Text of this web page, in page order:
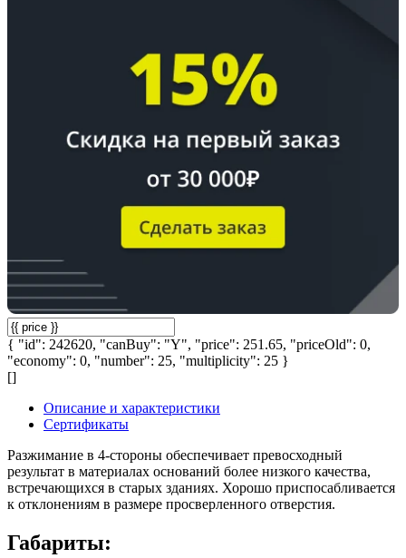
{ "id": 242620, "canBuy": "Y", "price": 251.65, "priceOld": 0,
"economy": 0, "number": 25, "multiplicity": 25 }
[]
Описание и характеристики
Сертификаты
Разжимание в 4-стороны обеспечивает превосходный
результат в материалах оснований более низкого качества,
встречающихся в старых зданиях. Хорошо приспосабливается
к отклонениям в размере просверленного отверстия.
Габариты: